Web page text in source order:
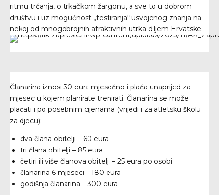
ritmu trčanja, o trkačkom žargonu, a sve to u dobrom
društvu i uz mogućnost „testiranja“ usvojenog znanja na
nekoj od mnogobrojnih atraktivnih utrka diljem Hrvatske.
Članarina iznosi 30 eura mjesečno i plaća unaprijed za
mjesec u kojem planirate trenirati. Članarina se može
plaćati i po posebnim cijenama (vrijedi i za atletsku školu
za djecu):
dva člana obitelji – 60 eura
tri člana obitelji – 85 eura
četiri ili više članova obitelji – 25 eura po osobi
članarina 6 mjeseci – 180 eura
godišnja članarina – 300 eura